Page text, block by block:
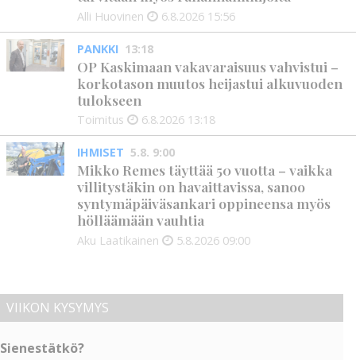
Alli Huovinen 6.8.2026 15:56
PANKKI 13:18
OP Kaskimaan vakavaraisuus vahvistui –
korkotason muutos heijastui alkuvuoden
tulokseen
Toimitus 6.8.2026 13:18
IHMISET 5.8. 9:00
Mikko Remes täyttää 50 vuotta – vaikka
villitystäkin on havaittavissa, sanoo
syntymäpäiväsankari oppineensa myös
hölläämään vauhtia
Aku Laatikainen 5.8.2026 09:00
VIIKON KYSYMYS
Sienestätkö?